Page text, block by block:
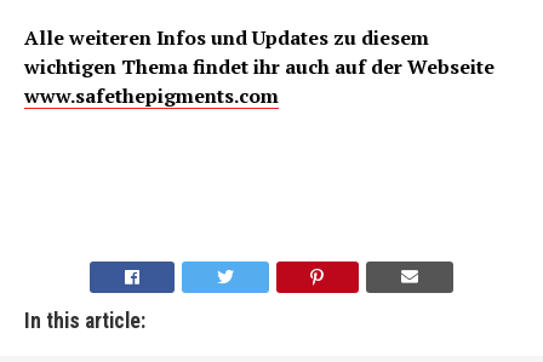
Alle weiteren Infos und Updates zu diesem
wichtigen Thema findet ihr auch auf der Webseite
www.safethepigments.com
In this article: